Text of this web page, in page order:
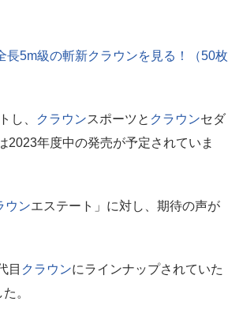
5m級の斬新クラウンを見る！（50枚
し、 クラウンスポーツと クラウンセダ
2023年度中の発売が予定されていま
ウンエステート」に対し、期待の声が
目 クラウンにラインナップされていた
。